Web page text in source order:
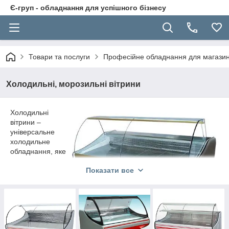
Є-груп - обладнання для успішного бізнесу
Товари та послуги Професійне обладнання для
Холодильні, морозильні вітрини
Холодильні
вітрини –
універсальне
холодильне
обладнання, яке
товар. Вони
точно підтримують робочу температуру, мають місткий
Показати все